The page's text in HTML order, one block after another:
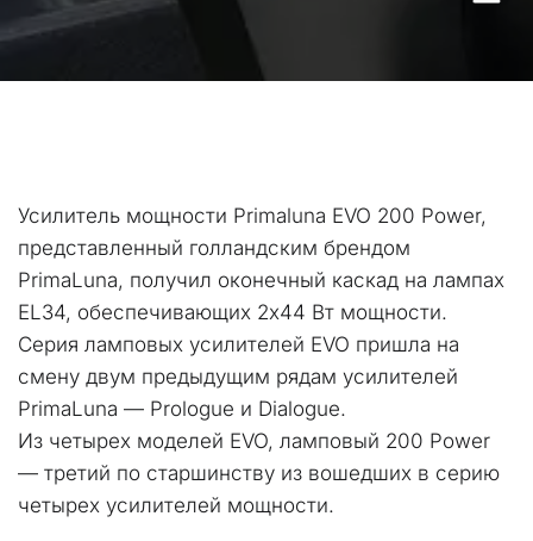
Усилитель мощности Primaluna EVO 200 Power,
представленный голландским брендом
PrimaLuna, получил оконечный каскад на лампах
EL34, обеспечивающих 2х44 Вт мощности.
Серия ламповых усилителей EVO пришла на
смену двум предыдущим рядам усилителей
PrimaLuna — Prologue и Dialogue.
Из четырех моделей EVO, ламповый 200 Power
— третий по старшинству из вошедших в серию
четырех усилителей мощности.